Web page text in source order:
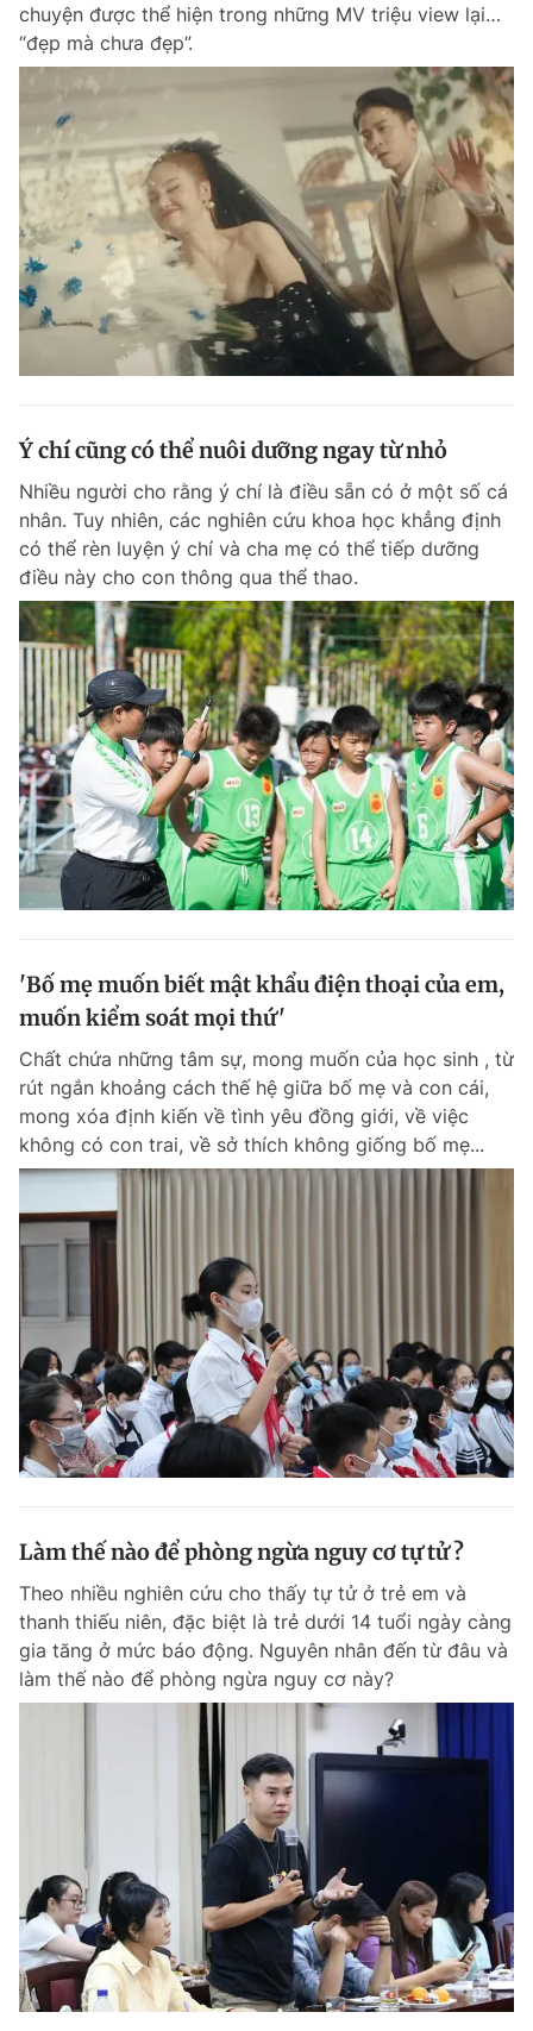
chuyện được thể hiện trong những MV triệu view lại…
“đẹp mà chưa đẹp”.
Ý chí cũng có thể nuôi dưỡng ngay từ nhỏ
Nhiều người cho rằng ý chí là điều sẵn có ở một số cá
nhân. Tuy nhiên, các nghiên cứu khoa học khẳng định
có thể rèn luyện ý chí và cha mẹ có thể tiếp dưỡng
điều này cho con thông qua thể thao.
'Bố mẹ muốn biết mật khẩu điện thoại của em,
muốn kiểm soát mọi thứ'
Chất chứa những tâm sự, mong muốn của học sinh , từ
rút ngắn khoảng cách thế hệ giữa bố mẹ và con cái,
mong xóa định kiến về tình yêu đồng giới, về việc
không có con trai, về sở thích không giống bố mẹ...
Làm thế nào để phòng ngừa nguy cơ tự tử ?
Theo nhiều nghiên cứu cho thấy tự tử ở trẻ em và
thanh thiếu niên, đặc biệt là trẻ dưới 14 tuổi ngày càng
gia tăng ở mức báo động. Nguyên nhân đến từ đâu và
làm thế nào để phòng ngừa nguy cơ này?